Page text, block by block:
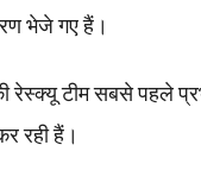
भेजे गए हैं।
रेस्क्यू टीम सबसे पहले
रही हैं।